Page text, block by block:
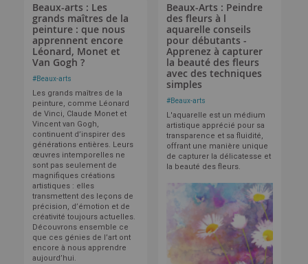
Beaux-arts : Les
grands maîtres de la
peinture : que nous
apprennent encore
Léonard, Monet et
Van Gogh ?
#Beaux-arts
Les grands maîtres de la
peinture, comme Léonard
de Vinci, Claude Monet et
Vincent van Gogh,
continuent d’inspirer des
générations entières. Leurs
œuvres intemporelles ne
sont pas seulement de
magnifiques créations
artistiques : elles
transmettent des leçons de
précision, d’émotion et de
créativité toujours actuelles.
Découvrons ensemble ce
que ces génies de l’art ont
encore à nous apprendre
aujourd’hui.
Beaux-Arts : Peindre
des fleurs à l
aquarelle conseils
pour débutants -
Apprenez à capturer
la beauté des fleurs
avec des techniques
simples
#Beaux-arts
L'aquarelle est un médium
artistique apprécié pour sa
transparence et sa fluidité,
offrant une manière unique
de capturer la délicatesse et
la beauté des fleurs.